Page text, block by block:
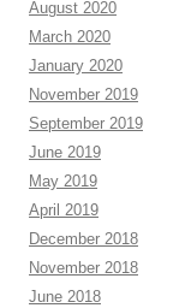
August 2020
March 2020
January 2020
November 2019
September 2019
June 2019
May 2019
April 2019
December 2018
November 2018
June 2018